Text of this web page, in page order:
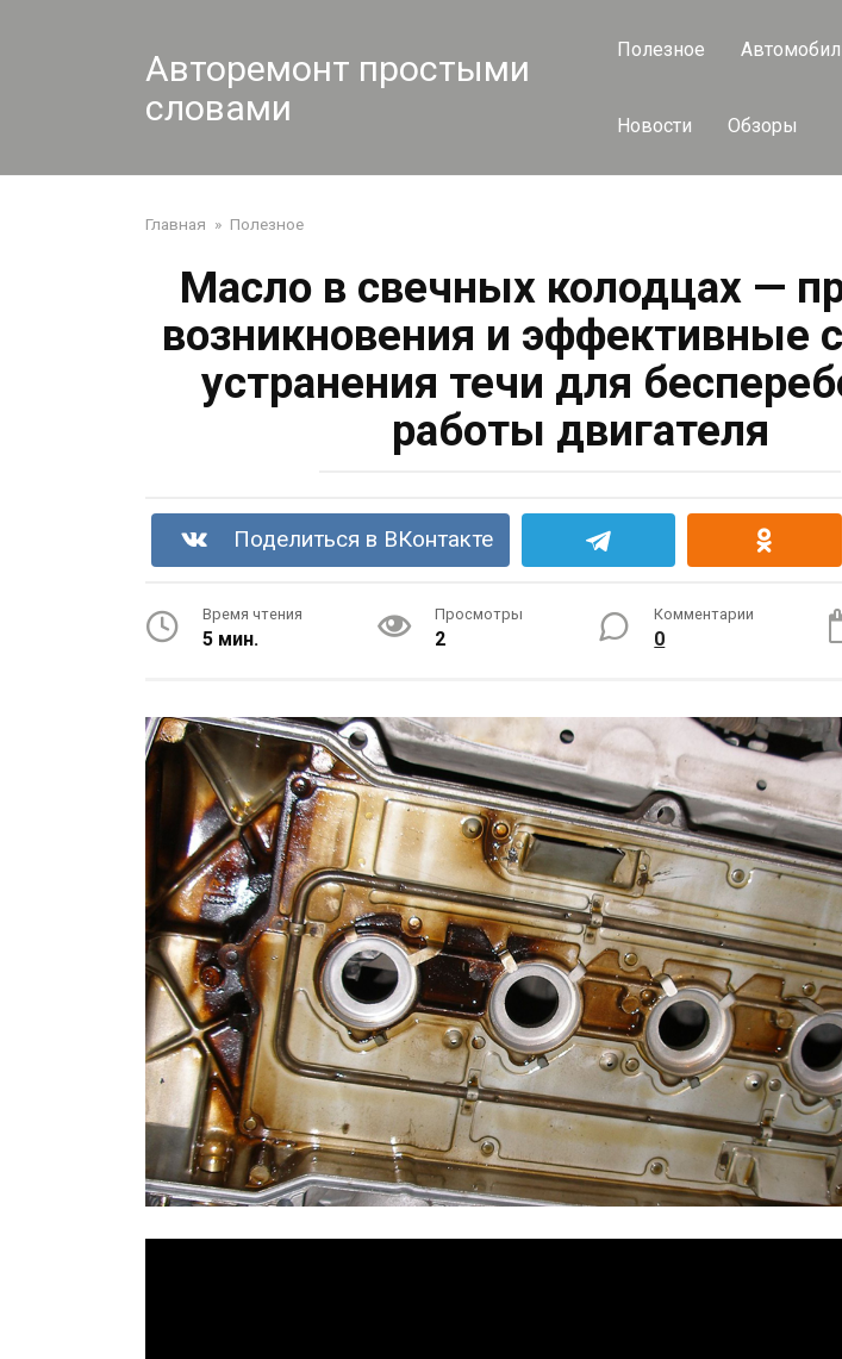
Авторемонт простыми
словами
Полезное
Новости Обзоры
Главная » Полезное
Масло в свечных колодцах —
возникновения и эффективные
устранения течи для
работы двигателя
Поделиться в ВКонтакте
Время чтения
5 мин.
Просмотры
2
Комментарии
0